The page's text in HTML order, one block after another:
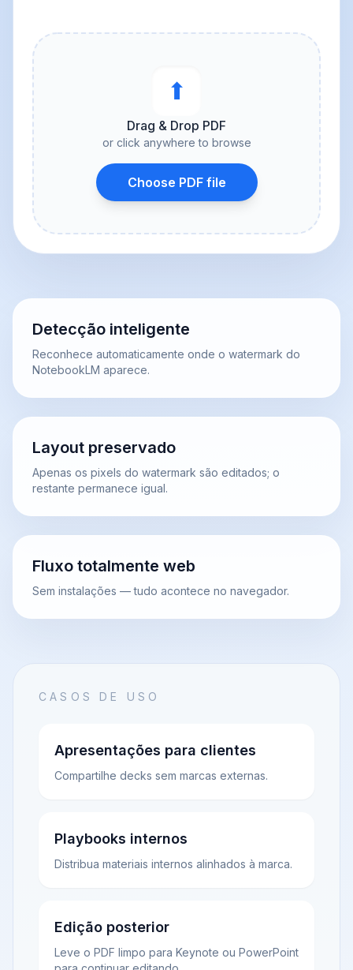
⬆︎
Drag & Drop PDF
or click anywhere to browse
Choose PDF file
Detecção inteligente
Reconhece automaticamente onde o watermark do
NotebookLM aparece.
Layout preservado
Apenas os pixels do watermark são editados; o
restante permanece igual.
Fluxo totalmente web
Sem instalações — tudo acontece no navegador.
CASOS DE USO
Apresentações para clientes
Compartilhe decks sem marcas externas.
Playbooks internos
Distribua materiais internos alinhados à marca.
Edição posterior
Leve o PDF limpo para Keynote ou PowerPoint